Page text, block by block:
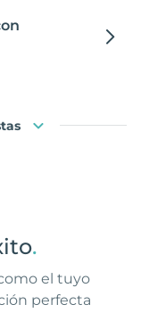
.
el tuyo
perfecta